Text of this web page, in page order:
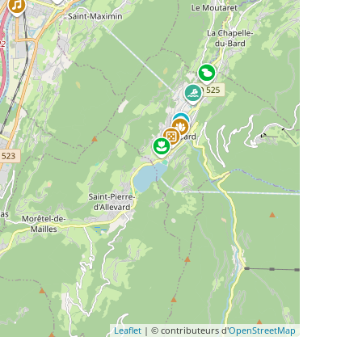
Leaflet | © contributeurs d'OpenStreetMap